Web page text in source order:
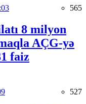
565
8 milyon
AÇG-yə
faiz
527